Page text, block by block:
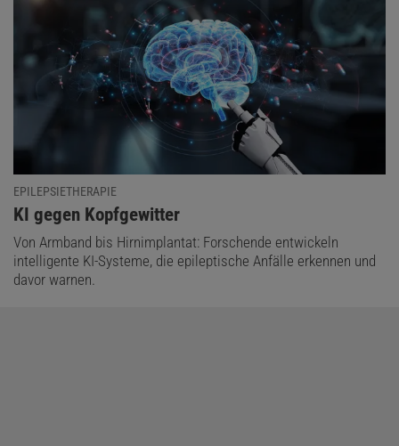
EPILEPSIETHERAPIE
:
KI gegen Kopfgewitter
Von Armband bis Hirnimplantat: Forschende entwickeln
intelligente KI-Systeme, die epileptische Anfälle erkennen und
davor warnen.